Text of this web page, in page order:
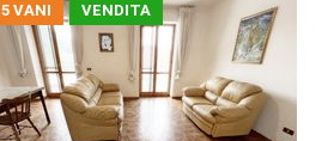
5 VANI VENDITA